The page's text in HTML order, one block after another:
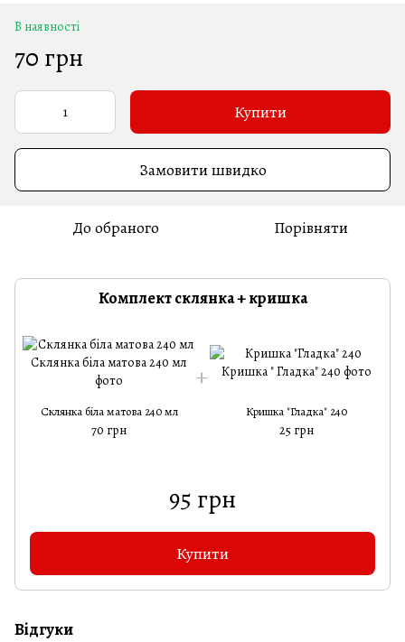
В наявності
70 грн
Купити
Замовити швидко
До обраного Порівняти
Комплект склянка + кришка
Склянка біла матова 240 мл
70 грн
Кришка "Гладка" 240
25 грн
95 грн
Купити
Відгуки